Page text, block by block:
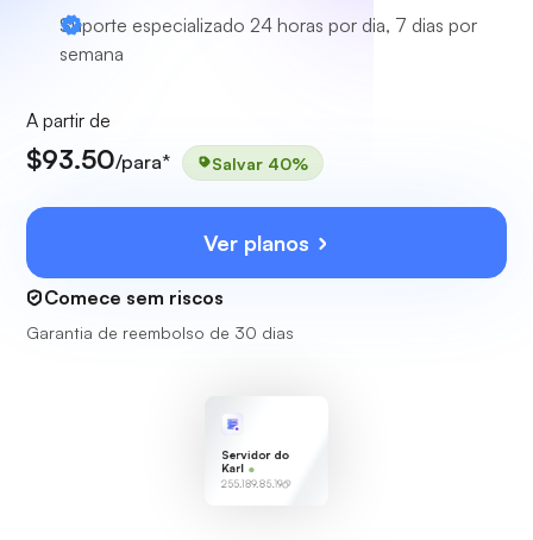
Suporte especializado 24 horas por dia, 7 dias por
semana
A partir de
$93.50/para* Salvar 40%
Ver planos
Comece sem riscos
Garantia de reembolso de 30 dias
Servidor do
Karl
255.189.85.19